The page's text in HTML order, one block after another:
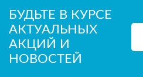
БУДЬТЕ В КУРСЕ
АКТУАЛЬНЫХ
АКЦИЙ И
НОВОСТЕЙ